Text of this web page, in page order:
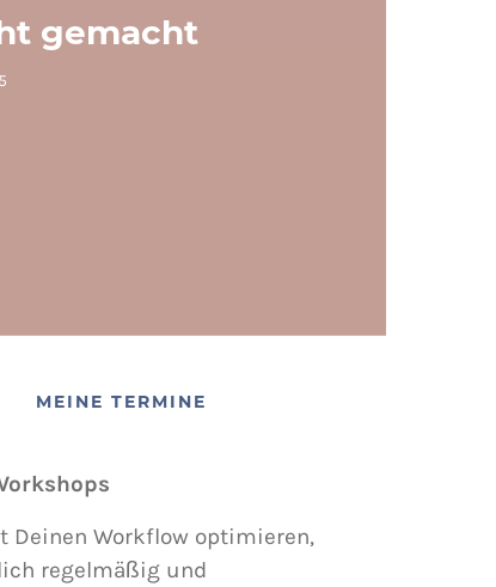
gemacht
MEINE TERMINE
Deinen Workflow optimieren,
regelmäßig und